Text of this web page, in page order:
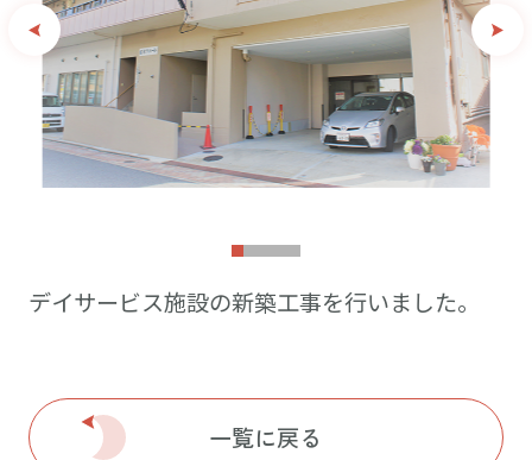
デイサービス施設の新築工事を行いました。
一覧に戻る